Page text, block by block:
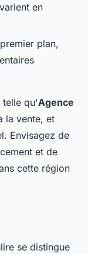
en
plan,
telle qu'Agence
la vente, et
Envisagez de
et de
cette région
se distingue